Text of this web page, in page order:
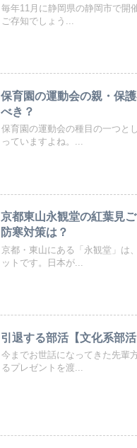
毎年11月に静岡県の静岡市で開
ご存知でしょう...
保育園の運動会の親・保
べき？
保育園の運動会の種目の一つと
っていますよね。...
京都東山永観堂の紅葉見
防寒対策は？
京都・東山にある「永観堂」は
ットです。日本が...
引退する部活【文化系部
今までお世話になってきた先輩
るプレゼントを渡...